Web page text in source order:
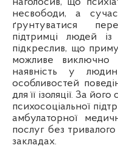
наголосив, що
несвободи, а
ґрунтуватися
підтримці людей
підкреслив, що
можливе
наявність у
особливостей
для її ізоляції. За
психосоціальної
амбулаторної
послуг без
закладах.